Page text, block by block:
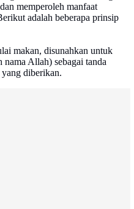
memperoleh manfaat
adalah beberapa prinsip
makan, disunahkan untuk
Allah) sebagai tanda
diberikan.